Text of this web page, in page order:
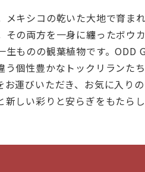
メキシコの乾いた大地で育ま
その両方を一身に纏ったボウ
生ものの観葉植物です。ODD
う個性豊かなトックリランた
運びいただき、お気に入り
しい彩りと安らぎをもたらし